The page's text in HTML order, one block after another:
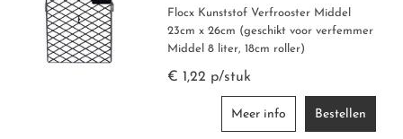
Flocx Kunststof Verfrooster Middel
23cm x 26cm (geschikt voor verfemmer
Middel 8 liter, 18cm roller)
€ 1,22 p/stuk
Meer info Bestellen